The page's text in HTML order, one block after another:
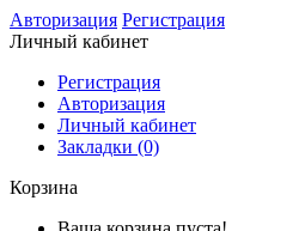
Авторизация Регистрация
Личный кабинет
Регистрация
Авторизация
Личный кабинет
Закладки (0)
Корзина